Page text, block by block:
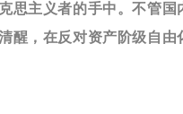
思主义者的手中。不管国
醒，在反对资产阶级自由